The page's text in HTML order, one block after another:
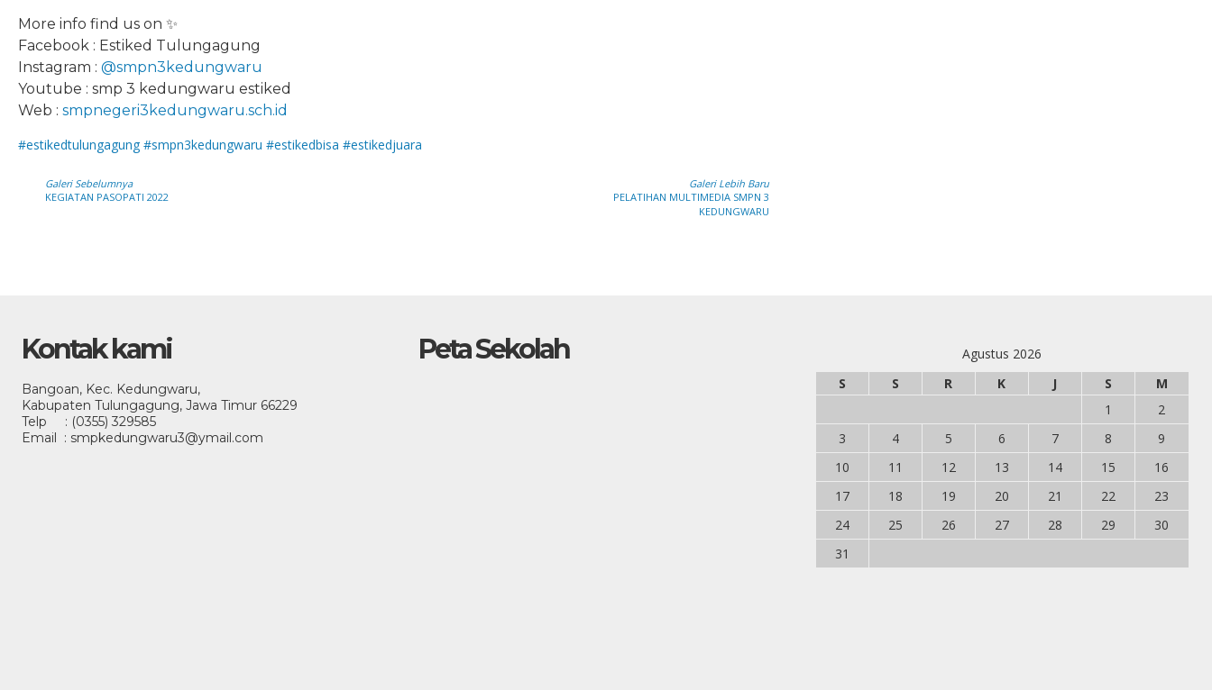
More info find us on ✨
Facebook : Estiked Tulungagung
Instagram : @smpn3kedungwaru
Youtube : smp 3 kedungwaru estiked
Web : smpnegeri3kedungwaru.sch.id
#estikedtulungagung #smpn3kedungwaru #estikedbisa #estikedjuara
Galeri Sebelumnya
KEGIATAN PASOPATI 2022
Galeri Lebih Baru
PELATIHAN MULTIMEDIA SMPN 3
KEDUNGWARU
Kontak kami
Bangoan, Kec. Kedungwaru,
Kabupaten Tulungagung, Jawa Timur 66229
Telp : (0355) 329585
Email : smpkedungwaru3@ymail.com
Peta Sekolah
Agustus 2026
S
S R K J S
M
1
2
3
4 5 6 7 8
9
10
11 12 13 14 15
16
17
18 19 20 21 22
23
24
25 26 27 28 29
30
31